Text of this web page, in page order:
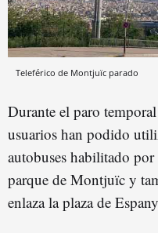
Teleférico de Montjuïc parado
Durante el paro
usuarios han podido
autobuses habilitado
parque de Montjuïc y
enlaza la plaza de